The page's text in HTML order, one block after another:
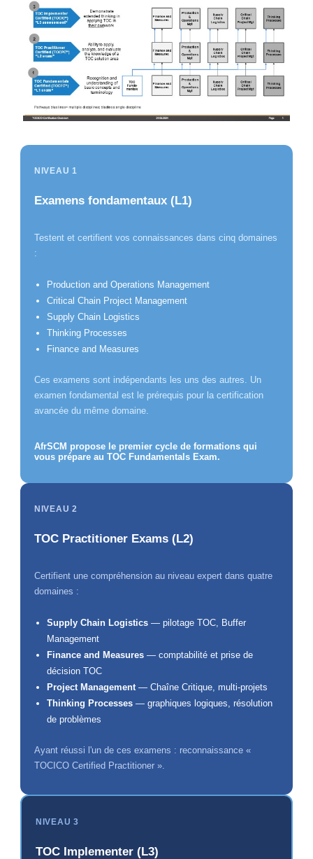
NIVEAU 1
Examens fondamentaux (L1)
Testent et certifient vos connaissances dans cinq domaines
:
Production and Operations Management
Critical Chain Project Management
Supply Chain Logistics
Thinking Processes
Finance and Measures
Ces examens sont indépendants les uns des autres. Un
examen fondamental est le prérequis pour la certification
avancée du même domaine.
AfrSCM propose le premier cycle de formations qui
vous prépare au TOC Fundamentals Exam.
NIVEAU 2
TOC Practitioner Exams (L2)
Certifient une compréhension au niveau expert dans quatre
domaines :
Supply Chain Logistics— pilotage TOC, Buffer
Management
Finance and Measures— comptabilité et prise de
décision TOC
Project Management— Chaîne Critique, multi-projets
Thinking Processes— graphiques logiques, résolution
de problèmes
Ayant réussi l'un de ces examens : reconnaissance «
TOCICO Certified Practitioner ».
NIVEAU 3
TOC Implementer (L3)